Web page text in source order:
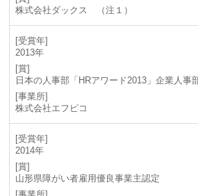
株式会社ダックス （注１）
2013年
日本の人事部「HRアワード2013」企業人事
株式会社エフピコ
2014年
山形県障がい者雇用優良事業主認定